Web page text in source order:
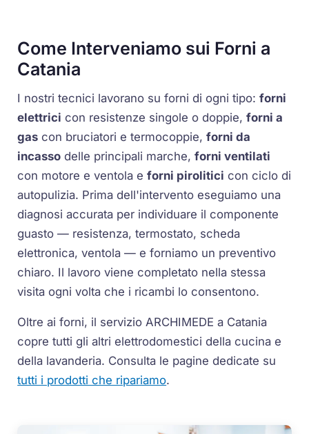
Come Interveniamo sui Forni a
Catania
I nostri tecnici lavorano su forni di ogni tipo:forni
elettrici con resistenze singole o doppie,forni a
gas con bruciatori e termocoppie,forni da
incasso delle principali marche,forni ventilati
con motore e ventola eforni pirolitici con ciclo di
autopulizia. Prima dell'intervento eseguiamo una
diagnosi accurata per individuare il componente
guasto — resistenza, termostato, scheda
elettronica, ventola — e forniamo un preventivo
chiaro. Il lavoro viene completato nella stessa
visita ogni volta che i ricambi lo consentono.
Oltre ai forni, il servizio ARCHIMEDE a Catania
copre tutti gli altri elettrodomestici della cucina e
della lavanderia. Consulta le pagine dedicate su
tutti i prodotti che ripariamo.